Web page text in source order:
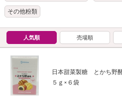
その他粉類
人気順 売場順
日本甜菜製糖 とかち野
５ｇ×６袋